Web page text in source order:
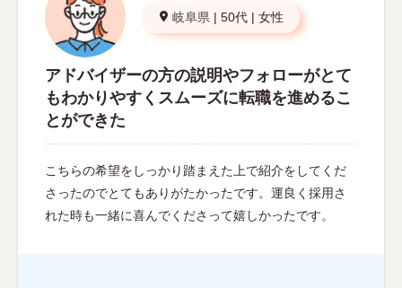
岐阜県 | 50代 | 女性
アドバイザーの方の説明やフォローがとて
もわかりやすくスムーズに転職を進めるこ
とができた
こちらの希望をしっかり踏まえた上で紹介をしてくだ
さったのでとてもありがたかったです。運良く採用さ
れた時も一緒に喜んでくださって嬉しかったです。